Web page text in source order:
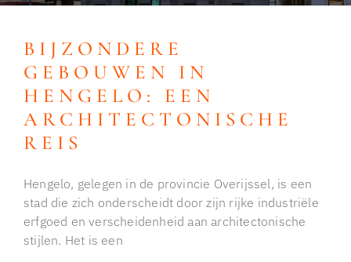
BIJZONDERE
GEBOUWEN IN
HENGELO: EEN
ARCHITECTONISCHE
REIS
Hengelo, gelegen in de provincie Overijssel, is een
stad die zich onderscheidt door zijn rijke industriële
erfgoed en verscheidenheid aan architectonische
stijlen. Het is een